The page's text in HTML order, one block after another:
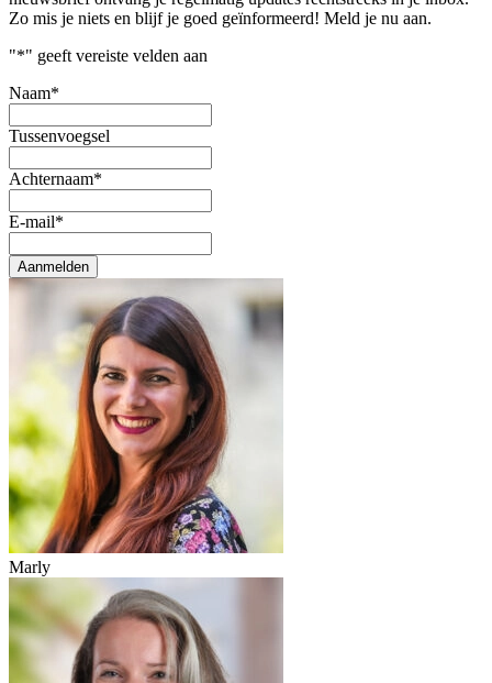
Zo mis je niets en blijf je goed geïnformeerd! Meld je nu aan.
"*" geeft vereiste velden aan
Naam*
Tussenvoegsel
Achternaam*
E-mail*
Aanmelden
Marly